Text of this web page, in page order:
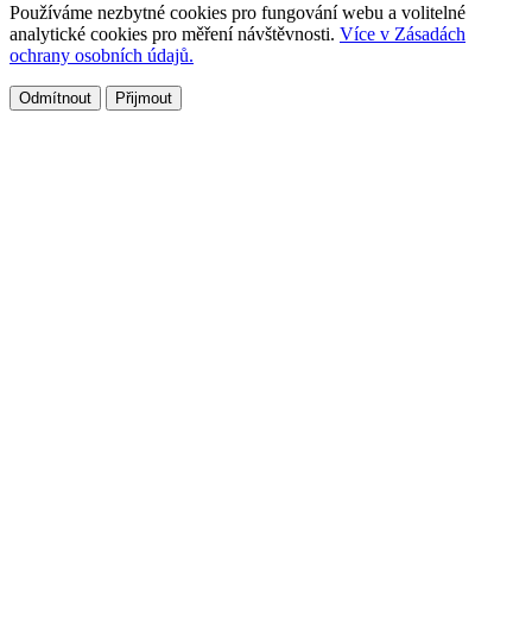
Používáme nezbytné cookies pro fungování webu a volitelné
analytické cookies pro měření návštěvnosti. Více v Zásadách
ochrany osobních údajů.
Odmítnout Přijmout